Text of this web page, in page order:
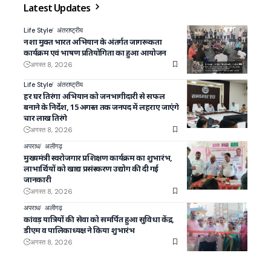
Latest Updates
Life Style अंतराष्ट्रीय
नशा मुक्त भारत अभियान के अंतर्गत जागरूकता
कार्यक्रम एवं भाषण प्रतियोगिता का हुआ आयोजन
अगस्त 8, 2026
Life Style अंतराष्ट्रीय
हर घर तिरंगा अभियान को जनभागीदारी से सफल
बनाने के निर्देश, 15 अगस्त तक जनपद में लहराए जाएंगे
चार लाख तिरंगे
अगस्त 8, 2026
अपराध अलीगढ़
मुख्यमंत्री स्वरोजगार प्रशिक्षण कार्यक्रम का शुभारंभ,
लाभार्थियों को खाद्य प्रसंस्करण उद्योग की दी गई
जानकारी
अगस्त 8, 2026
अपराध अलीगढ़
कांवड़ यात्रियों की सेवा को समर्पित हुआ सुविधा केंद्र,
डीएम व पालिकाध्यक्ष ने किया शुभारंभ
अगस्त 8, 2026